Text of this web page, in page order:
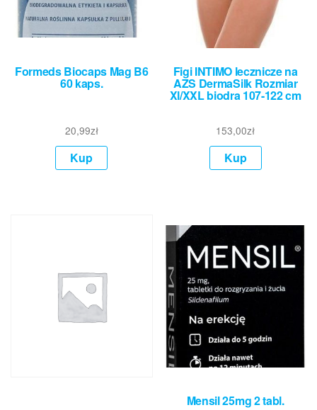
Formeds Biocaps Mag B6
60 kaps.
20,99zł
Kup
Figi INTIMO lecznicze na
AZS DermaSilk Rozmiar
Xl/XXL biodra 107-122 cm
153,00zł
Kup
Mensil 25mg 2 tabl.